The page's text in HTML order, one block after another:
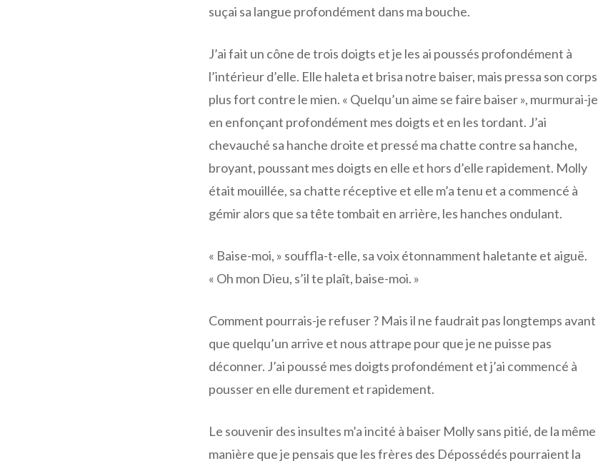
suçai sa langue profondément dans ma bouche.
J’ai fait un cône de trois doigts et je les ai poussés profondément à
l’intérieur d’elle. Elle haleta et brisa notre baiser, mais pressa son corps
plus fort contre le mien. « Quelqu’un aime se faire baiser », murmurai-je
en enfonçant profondément mes doigts et en les tordant. J’ai
chevauché sa hanche droite et pressé ma chatte contre sa hanche,
broyant, poussant mes doigts en elle et hors d’elle rapidement. Molly
était mouillée, sa chatte réceptive et elle m’a tenu et a commencé à
gémir alors que sa tête tombait en arrière, les hanches ondulant.
« Baise-moi, » souffla-t-elle, sa voix étonnamment haletante et aiguë.
« Oh mon Dieu, s’il te plaît, baise-moi. »
Comment pourrais-je refuser ? Mais il ne faudrait pas longtemps avant
que quelqu’un arrive et nous attrape pour que je ne puisse pas
déconner. J’ai poussé mes doigts profondément et j’ai commencé à
pousser en elle durement et rapidement.
Le souvenir des insultes m’a incité à baiser Molly sans pitié, de la même
manière que je pensais que les frères des Dépossédés pourraient la